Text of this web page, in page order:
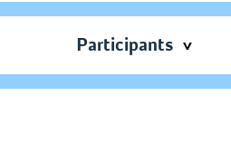
Participants